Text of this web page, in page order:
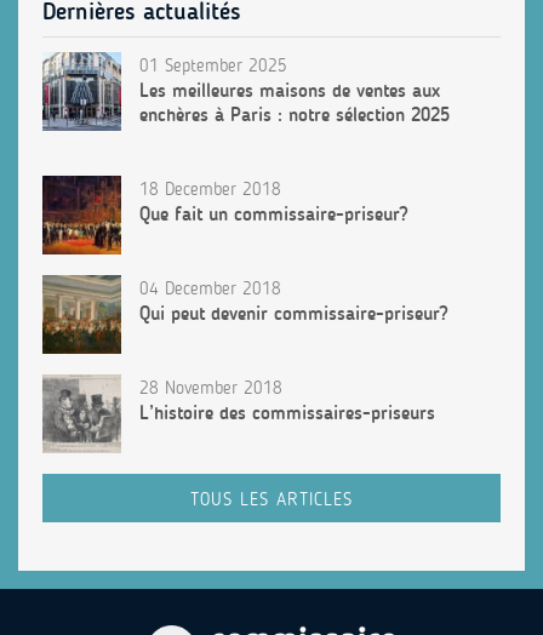
Dernières actualités
01 September 2025
Les meilleures maisons de ventes aux
enchères à Paris : notre sélection 2025
18 December 2018
Que fait un commissaire-priseur?
04 December 2018
Qui peut devenir commissaire-priseur?
28 November 2018
L’histoire des commissaires-priseurs
TOUS LES ARTICLES